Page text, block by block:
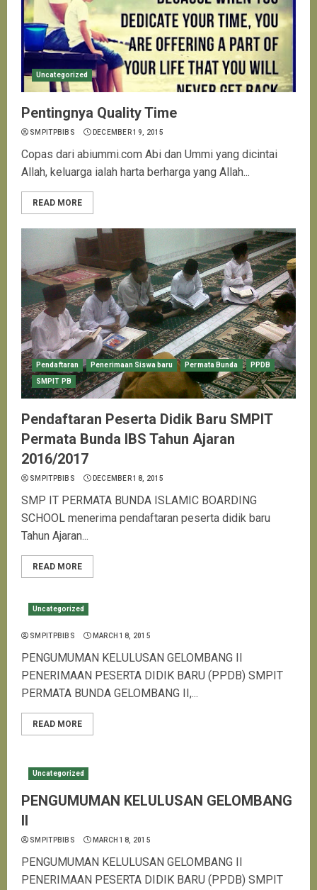
Uncategorized
Pentingnya Quality Time
SMPITPBIBS DECEMBER 19, 2015
Copas dari abiummi.com Abi dan Ummi yang dicintai
Allah, keluarga ialah harta berharga yang Allah...
READ MORE
Pendaftaran Penerimaan Siswa baru Permata Bunda PPDB
SMPIT PB
Pendaftaran Peserta Didik Baru SMPIT
Permata Bunda IBS Tahun Ajaran
2016/2017
SMPITPBIBS DECEMBER 18, 2015
SMP IT PERMATA BUNDA ISLAMIC BOARDING
SCHOOL menerima pendaftaran peserta didik baru
Tahun Ajaran...
READ MORE
Uncategorized
SMPITPBIBS MARCH 18, 2015
PENGUMUMAN KELULUSAN GELOMBANG II
PENERIMAAN PESERTA DIDIK BARU (PPDB) SMPIT
PERMATA BUNDA GELOMBANG II,...
READ MORE
Uncategorized
PENGUMUMAN KELULUSAN GELOMBANG
II
SMPITPBIBS MARCH 18, 2015
PENGUMUMAN KELULUSAN GELOMBANG II
PENERIMAAN PESERTA DIDIK BARU (PPDB) SMPIT